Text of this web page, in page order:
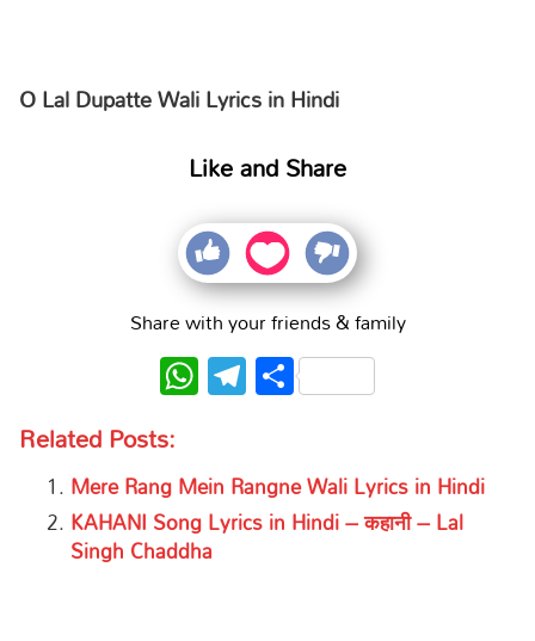
O Lal Dupatte Wali Lyrics in Hindi
Like and Share
Share with your friends & family
WhatsApp
Telegram
Share
Related Posts:
Mere Rang Mein Rangne Wali Lyrics in Hindi
KAHANI Song Lyrics in Hindi – कहानी – Lal
Singh Chaddha